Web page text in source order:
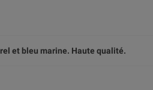
et bleu marine. Haute qualité.